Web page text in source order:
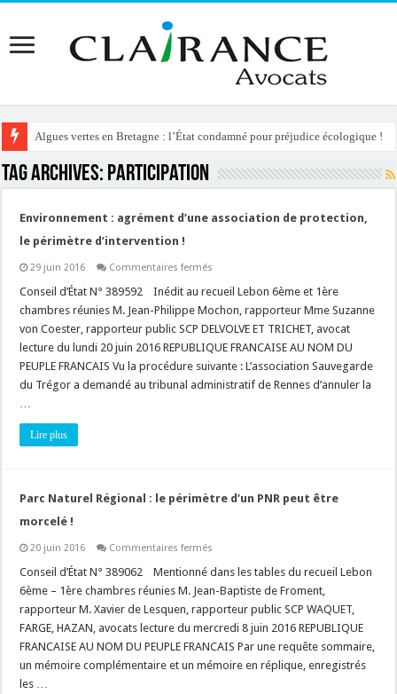
Algues vertes en Bretagne : l’État condamné pour préjudice écologique !
Tag Archives: participation
Environnement : agrément d’une association de protection,
le périmètre d’intervention !
29 juin 2016 Commentaires fermés
:
d’une
association
de
protection,
périmètre
d’intervention
Conseil d’État N° 389592 Inédit au recueil Lebon 6ème et 1ère
chambres réunies M. Jean-Philippe Mochon, rapporteur Mme Suzanne
von Coester, rapporteur public SCP DELVOLVE ET TRICHET, avocat
lecture du lundi 20 juin 2016 REPUBLIQUE FRANCAISE AU NOM DU
PEUPLE FRANCAIS Vu la procédure suivante : L’association Sauvegarde
du Trégor a demandé au tribunal administratif de Rennes d’annuler la
…
Lire plus
Parc Naturel Régional : le périmètre d’un PNR peut être
morcelé !
20 juin 2016 Commentaires fermés
Naturel
:
le
périmètre
d’un
peut
être
Conseil d’État N° 389062 Mentionné dans les tables du recueil Lebon
6ème – 1ère chambres réunies M. Jean-Baptiste de Froment,
rapporteur M. Xavier de Lesquen, rapporteur public SCP WAQUET,
FARGE, HAZAN, avocats lecture du mercredi 8 juin 2016 REPUBLIQUE
FRANCAISE AU NOM DU PEUPLE FRANCAIS Par une requête sommaire,
un mémoire complémentaire et un mémoire en réplique, enregistrés
les …